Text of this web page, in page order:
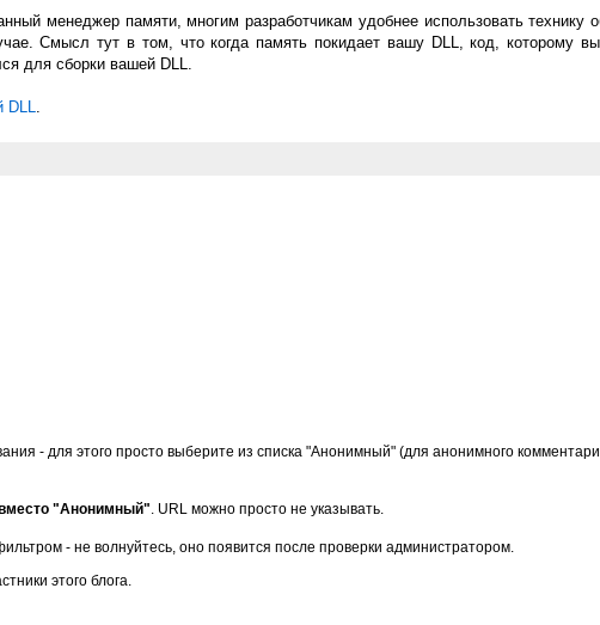
менеджер памяти, многим разработчикам удобнее использовать
Смысл тут в том, что когда память покидает вашу DLL, код, которому
для сборки вашей DLL.
DLL.
- для этого просто выберите из списка "Анонимный" (для анонимного
"Анонимный". URL можно просто не указывать.
- не волнуйтесь, оно появится после проверки администратором.
этого блога.